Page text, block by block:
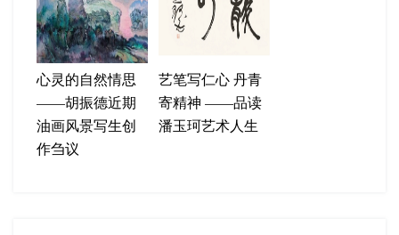
心灵的自然情思
——胡振德近期
油画风景写生创
作刍议
艺笔写仁心 丹青
寄精神 ——品读
潘玉珂艺术人生